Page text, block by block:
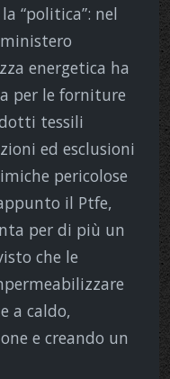
“politica”: nel
energetica ha
per le forniture
tessili
ed esclusioni
pericolose
il Ptfe,
per di più un
che le
a caldo,
e creando un